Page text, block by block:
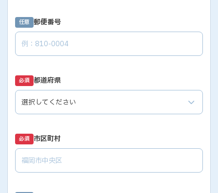
任意 郵便番号
必須 都道府県
必須 市区町村